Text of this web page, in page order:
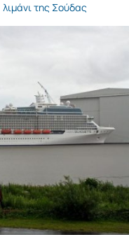
λιμάνι της Σούδας